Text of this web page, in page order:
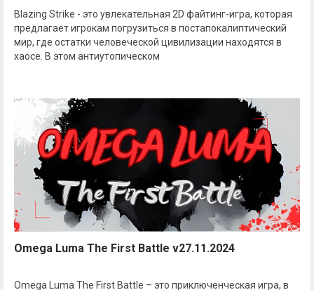
Blazing Strike - это увлекательная 2D файтинг-игра, которая
предлагает игрокам погрузиться в постапокалиптический
мир, где остатки человеческой цивилизации находятся в
хаосе. В этом антиутопическом
Omega Luma The First Battle v27.11.2024
Omega Luma The First Battle – это приключенческая игра, в